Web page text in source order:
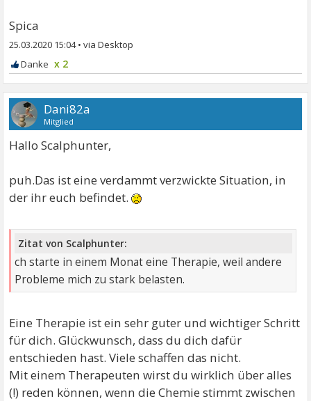
Spica
25.03.2020 15:04•
x 2
Dani82a
Mitglied
Hallo Scalphunter,
puh.Das ist eine verdammt verzwickte Situation, in
der ihr euch befindet.
Zitat von Scalphunter:
ch starte in einem Monat eine Therapie, weil andere
Probleme mich zu stark belasten.
Eine Therapie ist ein sehr guter und wichtiger Schritt
für dich. Glückwunsch, dass du dich dafür
entschieden hast. Viele schaffen das nicht.
Mit einem Therapeuten wirst du wirklich über alles
(!) reden können, wenn die Chemie stimmt zwischen